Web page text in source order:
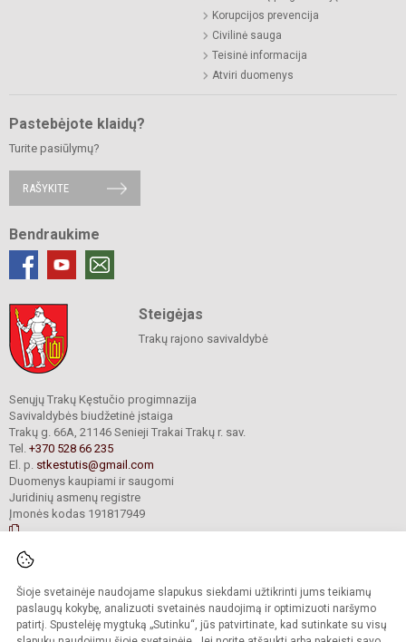
Šioje svetainėje naudojame slapukus siekdami užtikrinti jums teikiamų
paslaugų kokybę, analizuoti svetainės naudojimą ir optimizuoti naršymo
patirtį. Spustelėję mygtuką „Sutinku“, jūs patvirtinate, kad sutinkate su visų
Korupcijos prevencija
Civilinė sauga
Teisinė informacija
Atviri duomenys
Pastebėjote klaidų?
Turite pasiūlymų?
RAŠYKITE
Bendraukime
Steigėjas
Trakų rajono savivaldybė
Senųjų Trakų Kęstučio progimnazija
Savivaldybės biudžetinė įstaiga
Trakų g. 66A, 21146 Senieji Trakai Trakų r. sav.
Tel. +370 528 66 235
El. p. stkestutis@gmail.com
Duomenys kaupiami ir saugomi
Juridinių asmenų registre
Įmonės kodas 191817949
Kopijuoti turinį be raštiško mokyklos administracijos sutikimo griežtai
draudžiama.
Prieinamumo paraiška Slapukų valdymas